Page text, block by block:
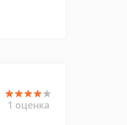
1 оценка